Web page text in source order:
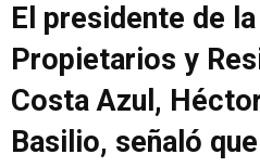
El presidente de
Propietarios y
Costa Azul,
Basilio, señaló